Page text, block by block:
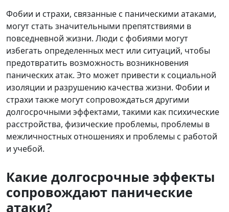
Фобии и страхи, связанные с паническими атаками,
могут стать значительными препятствиями в
повседневной жизни. Люди с фобиями могут
избегать определенных мест или ситуаций, чтобы
предотвратить возможность возникновения
панических атак. Это может привести к социальной
изоляции и разрушению качества жизни. Фобии и
страхи также могут сопровождаться другими
долгосрочными эффектами, такими как психические
расстройства, физические проблемы, проблемы в
межличностных отношениях и проблемы с работой
и учебой.
Какие долгосрочные эффекты
сопровождают панические
атаки?